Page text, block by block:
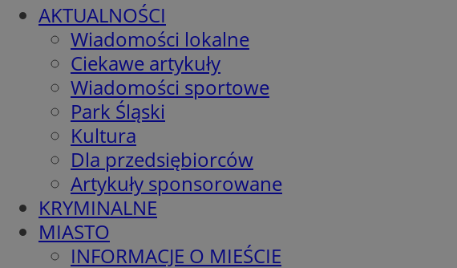
AKTUALNOŚCI
Wiadomości lokalne
Ciekawe artykuły
Wiadomości sportowe
Park Śląski
Kultura
Dla przedsiębiorców
Artykuły sponsorowane
KRYMINALNE
MIASTO
INFORMACJE O MIEŚCIE